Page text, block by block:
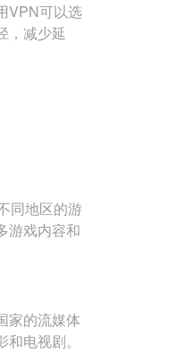
VPN可以选
，减少延
同地区的游
游戏内容和
家的流媒体
电视剧。